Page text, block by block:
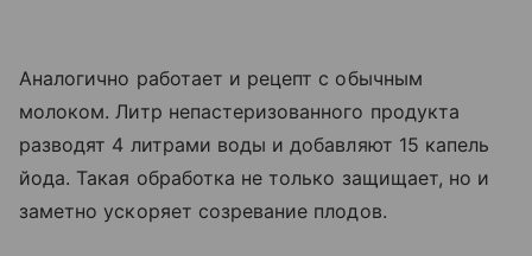
Аналогично работает и рецепт с обычным
молоком. Литр непастеризованного продукта
разводят 4 литрами воды и добавляют 15 капель
йода. Такая обработка не только защищает, но и
заметно ускоряет созревание плодов.